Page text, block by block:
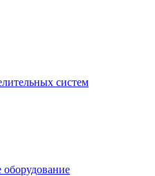
систем